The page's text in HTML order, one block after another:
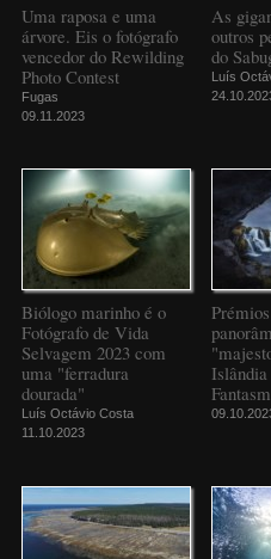
Uma raposa e uma
árvore. Eis o fotógrafo
vencedor do Rewilding
Photo Contest
Fugas
09.11.2023
As
outros
do
Luís
Biólogo marinho é o
Fotógrafo de Vida
Selvagem 2023 com
uma "ferradura
dourada"
Luís Octávio Costa
11.10.2023